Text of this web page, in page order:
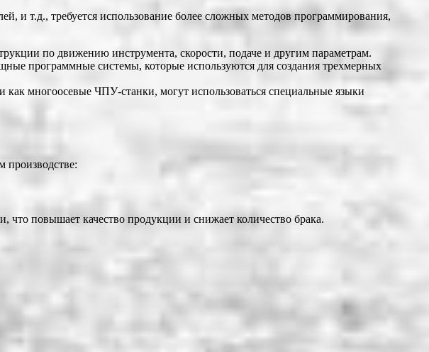
и т.д., требуется использование более сложных методов программирования,
по движению инструмента, скорости, подаче и другим параметрам.
программные системы, которые используются для создания трехмерных
многоосевые ЧПУ-станки, могут использоваться специальные языки
производстве:
повышает качество продукции и снижает количество брака.